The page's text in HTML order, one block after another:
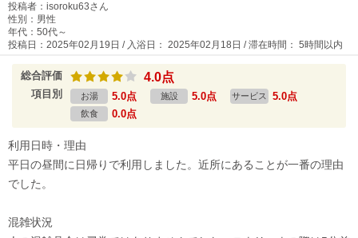
投稿者：isoroku63さん
性別：男性
年代：50代～
投稿日：2025年02月19日 / 入浴日： 2025年02月18日 / 滞在時間： 5時間以内
総合評価 4.0点
項目別 お湯 5.0点 施設 5.0点 サービス 5.0点
飲食 0.0点
利用日時・理由
平日の昼間に日帰りで利用しました。近所にあることが一番の理由
でした。
混雑状況